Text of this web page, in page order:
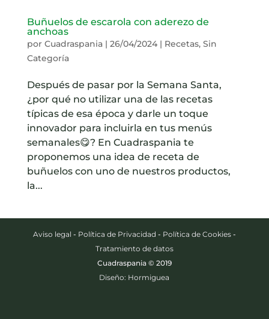
Buñuelos de escarola con aderezo de
anchoas
por Cuadraspania| 26/04/2024| Recetas, Sin
Categoría
Después de pasar por la Semana Santa,
¿por qué no utilizar una de las recetas
típicas de esa época y darle un toque
innovador para incluirla en tus menús
semanales😋? En Cuadraspania te
proponemos una idea de receta de
buñuelos con uno de nuestros productos,
la...
Aviso legal - Política de Privacidad - Política de Cookies-
Tratamiento de datos
Cuadraspania © 2019
Diseño: Hormiguea